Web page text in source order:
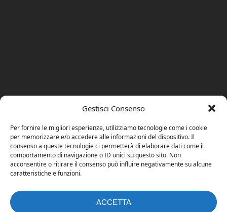
Gestisci Consenso
Per fornire le migliori esperienze, utilizziamo tecnologie come i cookie
per memorizzare e/o accedere alle informazioni del dispositivo. Il
consenso a queste tecnologie ci permetterà di elaborare dati come il
comportamento di navigazione o ID unici su questo sito. Non
acconsentire o ritirare il consenso può influire negativamente su alcune
caratteristiche e funzioni.
ACCETTA